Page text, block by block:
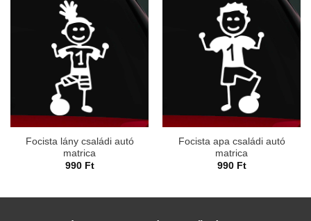
Focista lány családi autó
matrica
990 Ft
Focista apa családi autó
matrica
990 Ft